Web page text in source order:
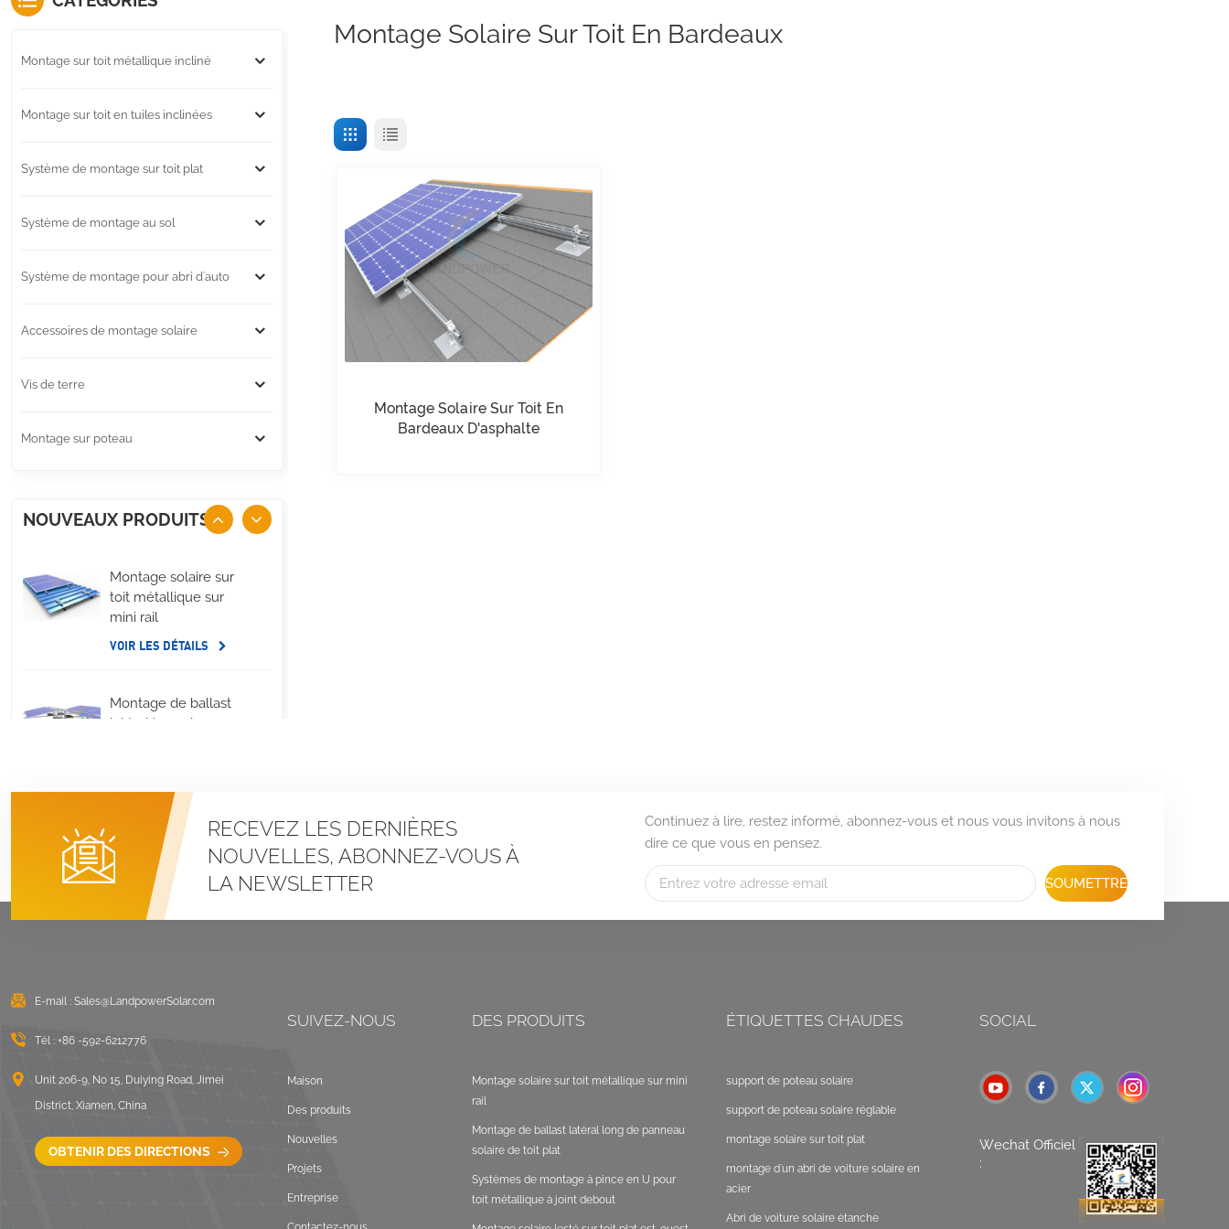
Montage Solaire Sur Toit En Bardeaux
Montage Solaire Sur Toit En
Bardeaux D'asphalte
Montage sur toit métallique incliné
Montage sur toit en tuiles inclinées
Système de montage sur toit plat
Système de montage au sol
Système de montage pour abri d'auto
Accessoires de montage solaire
Vis de terre
Montage sur poteau
NOUVEAUX PRODUITS
Montage solaire sur
toit métallique sur
mini rail
VOIR LES DÉTAILS
Montage de ballast
latéral long de
Systèmes de
montage à pince en U
pour toit métallique à
joint debout
VOIR LES DÉTAILS
VOIR LES DÉTAILS
montage sur rails
longs pour toit ondulé
RECEVEZ LES DERNIÈRES
NOUVELLES, ABONNEZ-VOUS À
LA NEWSLETTER
Continuez à lire, restez informé, abonnez-vous et nous vous invitons à nous
dire ce que vous en pensez.
SOUMETTRE
E-mail : Sales@LandpowerSolar.com
Tél : +86 -592-6212776
Unit 206-9, No 15, Duiying Road, Jimei
District, Xiamen, China
OBTENIR DES DIRECTIONS
SUIVEZ-NOUS
Maison
Des produits
Nouvelles
Projets
Entreprise
DES PRODUITS
Montage solaire sur toit métallique sur mini
rail
Montage de ballast latéral long de panneau
solaire de toit plat
Systèmes de montage à pince en U pour
toit métallique à joint debout
ÉTIQUETTES CHAUDES
support de poteau solaire
support de poteau solaire réglable
montage solaire sur toit plat
montage d'un abri de voiture solaire en
acier
Abri de voiture solaire étanche
SOCIAL
Wechat Officiel
: